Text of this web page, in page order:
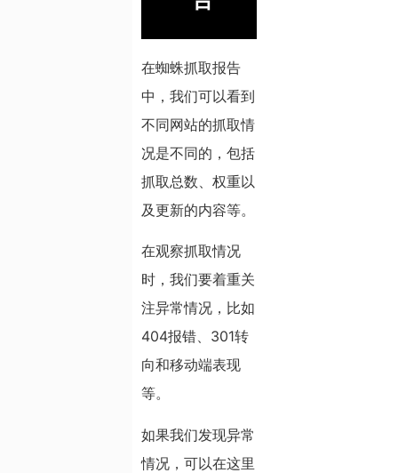
在蜘蛛抓取报告
中，我们可以看到
不同网站的抓取情
况是不同的，包括
抓取总数、权重以
及更新的内容等。
在观察抓取情况
时，我们要着重关
注异常情况，比如
404报错、301转
向和移动端表现
等。
如果我们发现异常
情况，可以在这里